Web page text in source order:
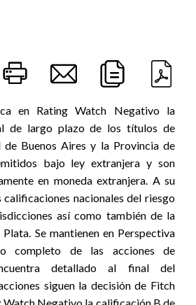
en Rating Watch Negativo la
de largo plazo de los títulos de
de Buenos Aires y la Provincia de
bajo ley extranjera y son
en moneda extranjera. A su
nacionales del riesgo
así como también de la
Se mantienen en Perspectiva
completo de las acciones de
detallado al final del
siguen la decisión de Fitch